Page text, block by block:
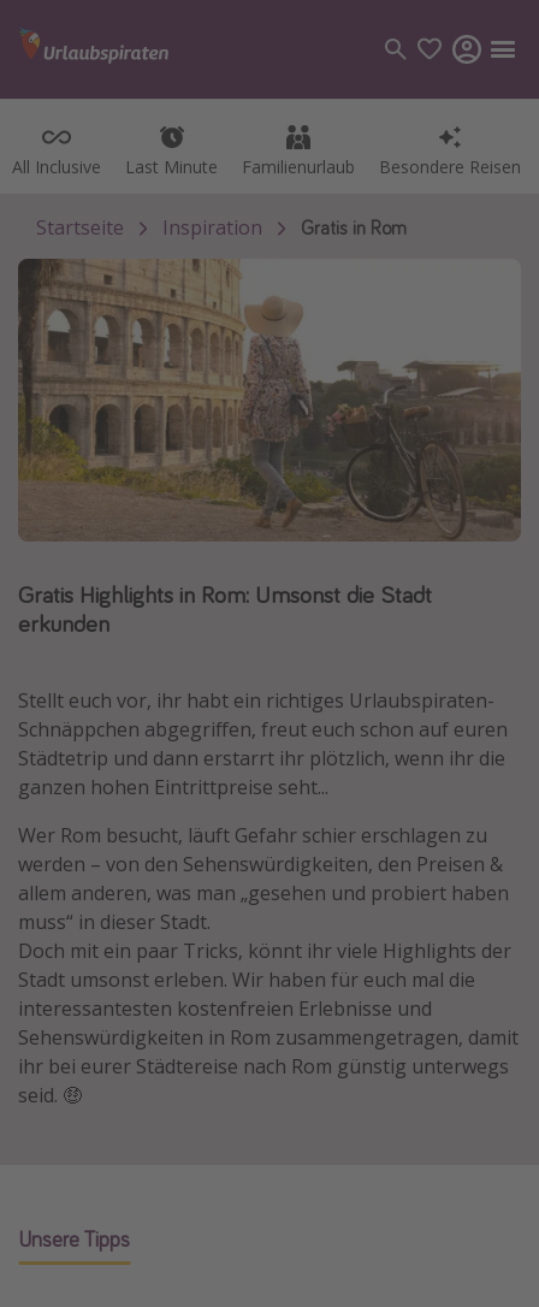
All Inclusive Last Minute Familienurlaub Besondere Reisen
All Inclusive Last Minute Familienurlaub Besondere Reisen
Kategorien
Flüge
Hotel
Pauschalreisen
Kreuzfahrten
Reiseziele
Alle Reiseziele
Bodensee Urlaub
Gozo Urlaub
Goa Urlaub
Krabi Urlaub
Tulum Urlaub
Sri Lanka Rundreise
Japan Rundreise
Reisethemen
Alle Reisethemen
Wellnessurlaub
Disneyland Paris
Roadtrips
Wochenendtrip
Gruppenreisen
Hotels in Hamburg
Startseite Inspiration Gratis in Rom
Gratis Highlights in Rom: Umsonst die Stadt
erkunden
Stellt euch vor, ihr habt ein richtiges Urlaubspiraten-
Schnäppchen abgegriffen, freut euch schon auf euren
Städtetrip und dann erstarrt ihr plötzlich, wenn ihr die
ganzen hohen Eintrittpreise seht...
Wer Rom besucht, läuft Gefahr schier erschlagen zu
werden – von den Sehenswürdigkeiten, den Preisen &
allem anderen, was man „gesehen und probiert haben
muss“ in dieser Stadt.
Doch mit ein paar Tricks, könnt ihr viele Highlights der
Stadt umsonst erleben. Wir haben für euch mal die
interessantesten kostenfreien Erlebnisse und
Sehenswürdigkeiten in Rom zusammengetragen, damit
ihr bei eurer Städtereise nach Rom günstig unterwegs
seid. 🤑
Unsere Tipps